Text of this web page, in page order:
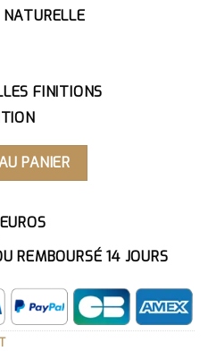
FINITIONS
ÉLÉPHANT GRIS
PANIER
REMBOURSÉ 14 JOURS